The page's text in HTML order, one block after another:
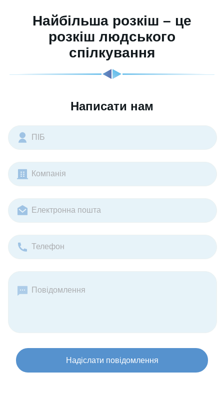
Найбільша розкіш – це
розкіш людського
спілкування
Написати нам